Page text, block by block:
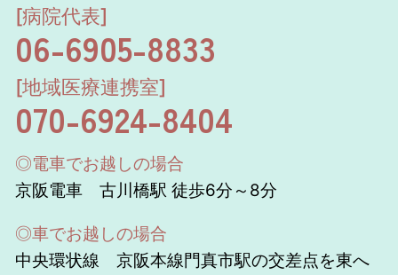
[病院代表]
06-6905-8833
[地域医療連携室]
070-6924-8404
◎電車でお越しの場合
京阪電車 古川橋駅 徒歩6分～8分
◎車でお越しの場合
中央環状線 京阪本線門真市駅の交差点を東へ